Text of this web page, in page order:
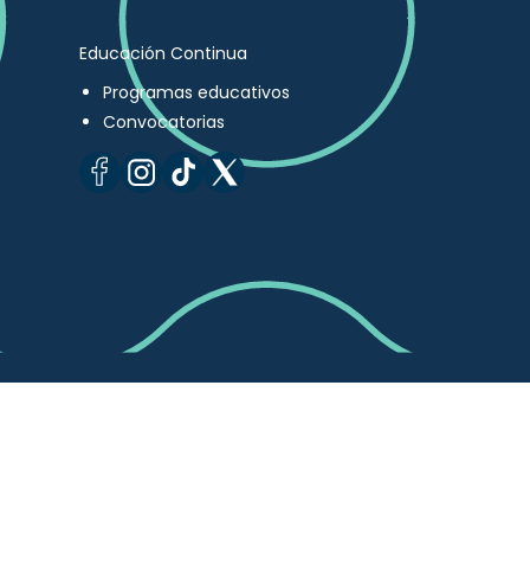
Educación Continua
Programas educativos
Convocatorias